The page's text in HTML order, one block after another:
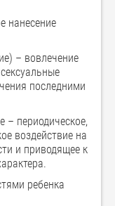
нанесение
– вовлечение
последними
– периодическое,
воздействие на
и приводящее к
ребенка